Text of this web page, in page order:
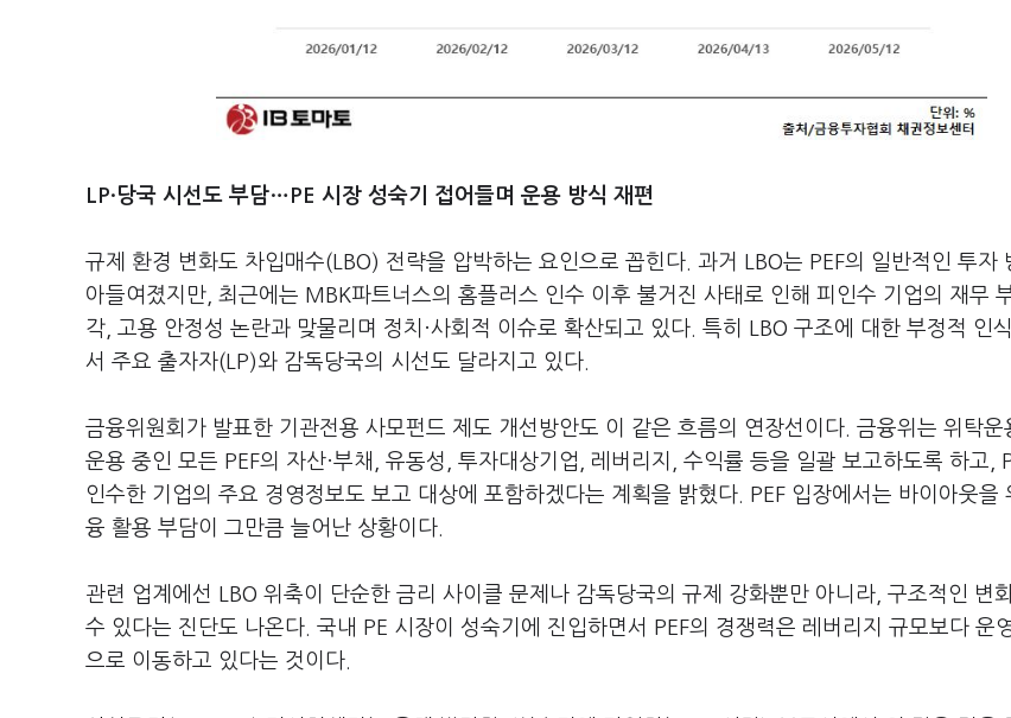
LP·당국 시선도 부담…PE 시장 성숙기 접어들며 운용 방식 재편
규제 환경 변화도 차입매수(LBO) 전략을 압박하는 요인으로 꼽힌다. 과거 LBO는 PEF의 일반적인 투자
아들여졌지만, 최근에는 MBK파트너스의 홈플러스 인수 이후 불거진 사태로 인해 피인수 기업의 재무
각, 고용 안정성 논란과 맞물리며 정치·사회적 이슈로 확산되고 있다. 특히 LBO 구조에 대한 부정적 인
서 주요 출자자(LP)와 감독당국의 시선도 달라지고 있다.
금융위원회가 발표한 기관전용 사모펀드 제도 개선방안도 이 같은 흐름의 연장선이다. 금융위는 위탁
운용 중인 모든 PEF의 자산·부채, 유동성, 투자대상기업, 레버리지, 수익률 등을 일괄 보고하도록 하고,
인수한 기업의 주요 경영정보도 보고 대상에 포함하겠다는 계획을 밝혔다. PEF 입장에서는 바이아웃을
융 활용 부담이 그만큼 늘어난 상황이다.
관련 업계에선 LBO 위축이 단순한 금리 사이클 문제나 감독당국의 규제 강화뿐만 아니라, 구조적인 변
수 있다는 진단도 나온다. 국내 PE 시장이 성숙기에 진입하면서 PEF의 경쟁력은 레버리지 규모보다 운
으로 이동하고 있다는 것이다.